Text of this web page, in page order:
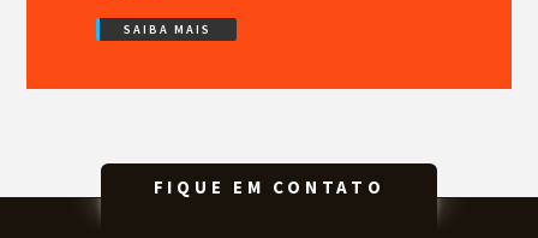
SAIBA MAIS
FIQUE EM CONTATO